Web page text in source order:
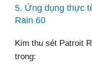
5. Ứng dụng thực
Rain 60
Kim thu sét Patroit
trong: